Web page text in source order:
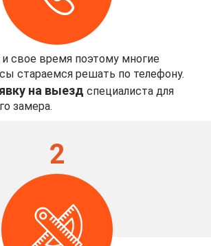
свое время поэтому многие
стараемся решать по телефону.
на выезд специалиста для
замера.
2